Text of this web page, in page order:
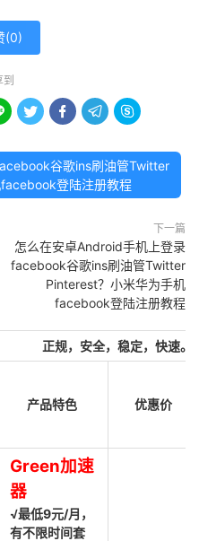
(0)
到
   
谷歌ins刷油管Twitter
登陆注册教程
下一篇
怎么在安卓Android手机上登录
facebook谷歌ins刷油管Twitter
Pinterest？小米华为手机
facebook登陆注册教程
正规，安全，稳定，快速。
产品特色 优惠价
Green加速
器
√最低9元/月，
有不限时间套